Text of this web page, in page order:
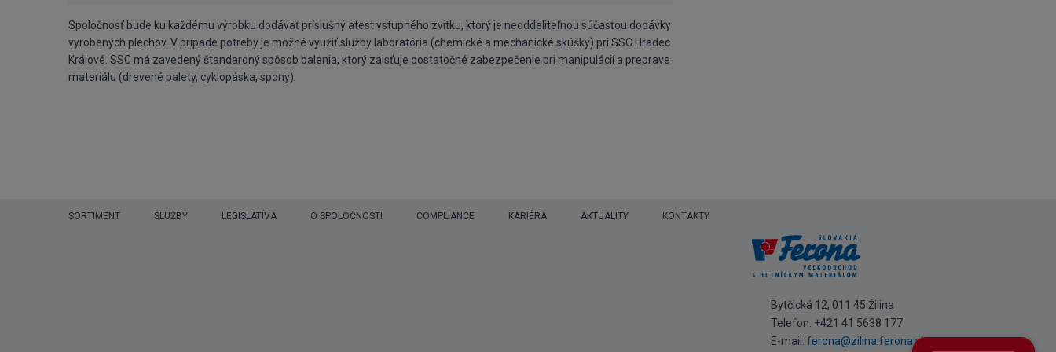
Spoločnosť bude ku každému výrobku dodávať príslušný atest vstupného zvitku, ktorý je neoddeliteľnou súčasťou dodávky
vyrobených plechov. V prípade potreby je možné využiť služby laboratória (chemické a mechanické skúšky) pri SSC Hradec
Králové. SSC má zavedený štandardný spôsob balenia, ktorý zaisťuje dostatočné zabezpečenie pri manipulácií a preprave
materiálu (drevené palety, cyklopáska, spony).
SORTIMENT SLUŽBY LEGISLATÍVA O SPOLOČNOSTI COMPLIANCE KARIÉRA AKTUALITY KONTAKTY
Bytčická 12, 011 45 Žilina
Telefon: +421 41 5638 177
E-mail: ferona@zilina.ferona.sk